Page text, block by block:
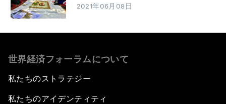
2021年06月08日
世界経済フォーラムについて
私たちのストラテジー
私たちのアイデンティティ